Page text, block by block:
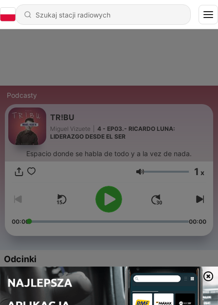
Podcasty
TR!BU
Miguel Vizuete
4 - EP03.- RICARDO LUNA:
LIDERAZGO DESDE EL SER
Espacio donde se habla de todo y a la vez de nada.
Głośność 1 x
00:00 00:00
Odcinki
4 - EP03.- RICARDO LUNA: LIDERAZGO DESDE EL SER
27 maj 2020